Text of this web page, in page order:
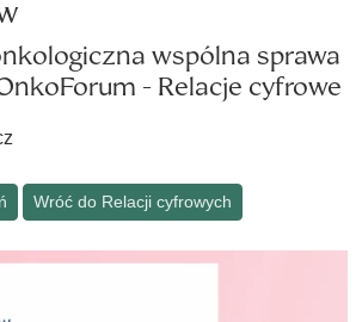
wspólna sprawa
- Relacje cyfrowe
Wróć do Relacji cyfrowych